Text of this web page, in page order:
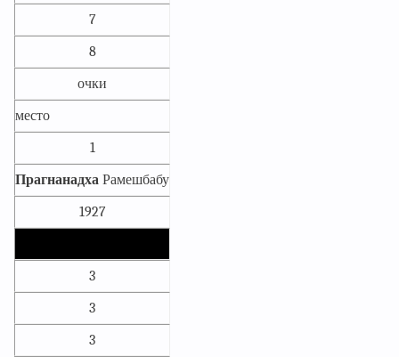
7
8
очки
место
1
Прагнанадха Рамешбабу
1927
3
3
3